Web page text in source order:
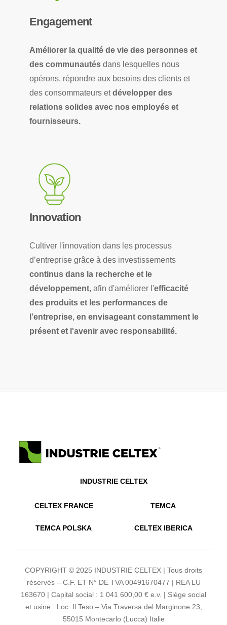
Engagement
Améliorer la qualité de vie des personnes et
des communautés dans lesquelles nous
opérons, répondre aux besoins des clients et
des consommateurs etdévelopper des
relations solides avec nos employés et
fournisseurs.
Innovation
Cultiver l'innovation dans les processus
d’entreprise grâce à des investissements
continus dans la recherche et le
développement, afin d'améliorer l'efficacité
des produits et les performances de
l’entreprise, en envisageant constamment le
présent et l'avenir avec responsabilité.
INDUSTRIE CELTEX
CELTEX FRANCE TEMCA
TEMCA POLSKA CELTEX IBERICA
COPYRIGHT © 2025 INDUSTRIE CELTEX | Tous droits
réservés – C.F. ET N° DE TVA 00491670477 | REA LU
163670 | Capital social : 1 041 600,00 € e.v. | Siège social
et usine : Loc. Il Teso – Via Traversa del Marginone 23,
55015 Montecarlo (Lucca) Italie